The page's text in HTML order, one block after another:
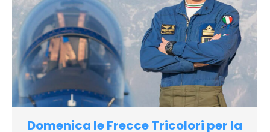
Domenica le Frecce Tricolori per la